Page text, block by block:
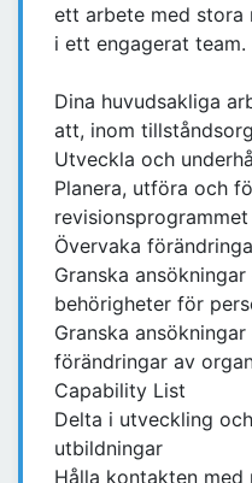
ett arbete med stora
i ett engagerat team.
Dina huvudsakliga
att, inom
Utveckla och
Planera, utföra och
revisionsprogrammet
Övervaka
Granska
behörigheter för
Granska
förändringar av
Capability List
Delta i utveckling
utbildningar
Hålla kontakten